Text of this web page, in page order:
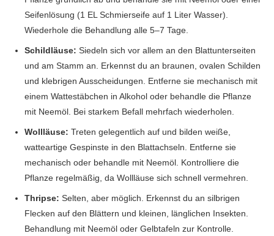
Seifenlösung (1 EL Schmierseife auf 1 Liter Wasser).
Wiederhole die Behandlung alle 5–7 Tage.
Schildläuse: Siedeln sich vor allem an den Blattunterseiten
und am Stamm an. Erkennst du an braunen, ovalen Schilden
und klebrigen Ausscheidungen. Entferne sie mechanisch mit
einem Wattestäbchen in Alkohol oder behandle die Pflanze
mit Neemöl. Bei starkem Befall mehrfach wiederholen.
Wollläuse: Treten gelegentlich auf und bilden weiße,
watteartige Gespinste in den Blattachseln. Entferne sie
mechanisch oder behandle mit Neemöl. Kontrolliere die
Pflanze regelmäßig, da Wollläuse sich schnell vermehren.
Thripse: Selten, aber möglich. Erkennst du an silbrigen
Flecken auf den Blättern und kleinen, länglichen Insekten.
Behandlung mit Neemöl oder Gelbtafeln zur Kontrolle.